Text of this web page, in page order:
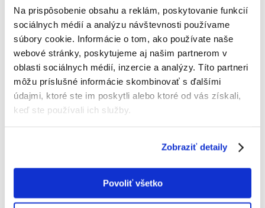
Na prispôsobenie obsahu a reklám, poskytovanie funkcií
sociálnych médií a analýzu návštevnosti používame
súbory cookie. Informácie o tom, ako používate naše
webové stránky, poskytujeme aj našim partnerom v
oblasti sociálnych médií, inzercie a analýzy. Títo partneri
môžu príslušné informácie skombinovať s ďalšími
údajmi, ktoré ste im poskytli alebo ktoré od vás získali,
keď ste používali ich služby.
Zobraziť detaily
Povoliť všetko
SUPER BENO Odżywka Dla Yorka Professional 250
ml
Výrobca:SUPER BENO KÓD:39528
Napísať recenziu
€6.20 (2.48 € / 100 ml)
ODOSIELAME DO 48HODÍN